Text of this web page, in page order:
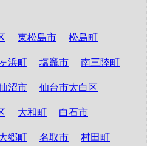
東松島市 松島町
浜町 塩竈市 南三陸町
沼市 仙台市太白区
大和町 白石市
郷町 名取市 村田町